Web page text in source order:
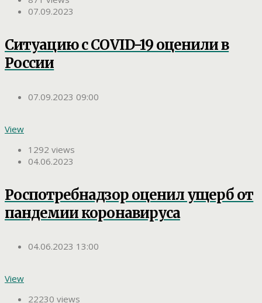
07.09.2023
Ситуацию с COVID-19 оценили в
России
07.09.2023 09:00
View
1292 views
04.06.2023
Роспотребнадзор оценил ущерб от
пандемии коронавируса
04.06.2023 13:00
View
22230 views